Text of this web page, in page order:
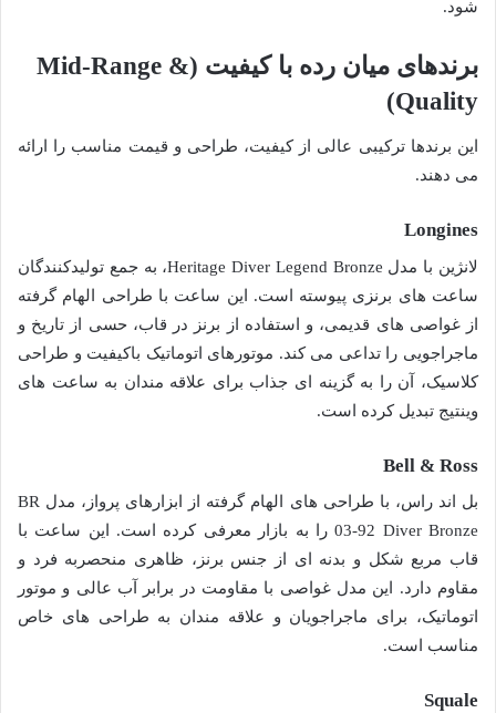
شود.
برندهای میان رده با کیفیت (Mid-Range &
Quality)
این برندها ترکیبی عالی از کیفیت، طراحی و قیمت مناسب را ارائه
می دهند.
Longines
لانژین با مدل Heritage Diver Legend Bronze، به جمع تولیدکنندگان
ساعت های برنزی پیوسته است. این ساعت با طراحی الهام گرفته
از غواصی های قدیمی، و استفاده از برنز در قاب، حسی از تاریخ و
ماجراجویی را تداعی می کند. موتورهای اتوماتیک باکیفیت و طراحی
کلاسیک، آن را به گزینه ای جذاب برای علاقه مندان به ساعت های
وینتیج تبدیل کرده است.
Bell & Ross
بل اند راس، با طراحی های الهام گرفته از ابزارهای پرواز، مدل BR
03-92 Diver Bronze را به بازار معرفی کرده است. این ساعت با
قاب مربع شکل و بدنه ای از جنس برنز، ظاهری منحصربه فرد و
مقاوم دارد. این مدل غواصی با مقاومت در برابر آب عالی و موتور
اتوماتیک، برای ماجراجویان و علاقه مندان به طراحی های خاص
مناسب است.
Squale